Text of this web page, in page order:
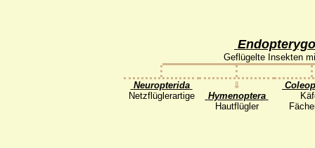
Geflügelte Insekten
Neuropterida
Netzflüglerartige
⇓
Hymenoptera
Hautflügler